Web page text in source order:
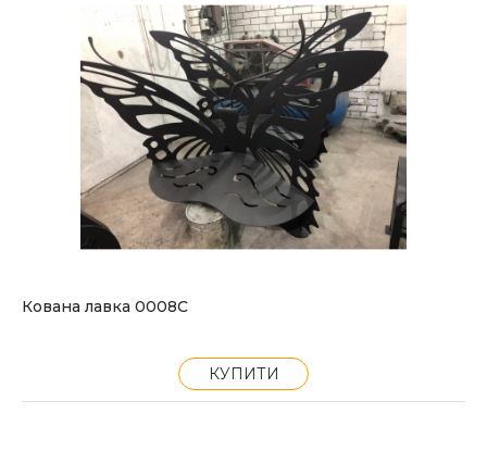
Кована лавка 0008С
КУПИТИ